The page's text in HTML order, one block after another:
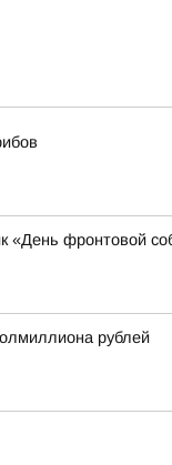
«День фронтовой
рублей